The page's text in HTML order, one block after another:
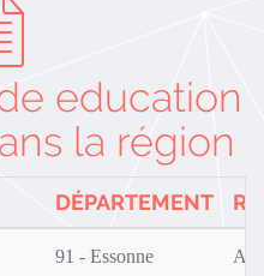
education
la région
DÉPARTEMENT
91 - Essonne